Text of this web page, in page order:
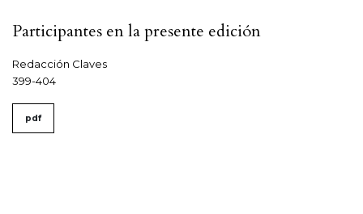
Participantes en la presente edición
Redacción Claves
399-404
pdf